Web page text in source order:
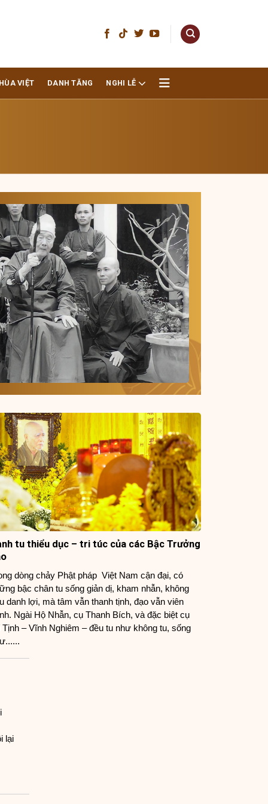
VIỆT DANH TĂNG NGHI LỄ
tu thiểu dục – tri túc của các Bậc Trưởng
dòng chảy Phật pháp Việt Nam cận đại, có
bậc chân tu sống giản dị, kham nhẫn, không
danh lợi, mà tâm vẫn thanh tịnh, đạo vẫn viên
Ngài Hộ Nhẫn, cụ Thanh Bích, và đặc biệt cụ
Tịnh – Vĩnh Nghiêm – đều tu như không tu, sống
lại